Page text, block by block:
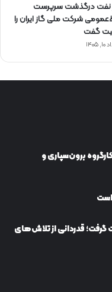
نفت درگذشت سرپرست
شرکت ملی گاز ایران را
گفت
۱۴۰۵
برون‌سپاری و
است
گرفت؛ قدردانی از تلاش‌های